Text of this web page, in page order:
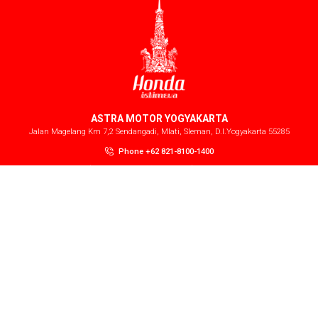
ASTRA MOTOR YOGYAKARTA
Jalan Magelang Km 7,2 Sendangadi, Mlati, Sleman, D.I.Yogyakarta 55285
Phone +62 821-8100-1400
Total pengunjung25981|User online saat ini103